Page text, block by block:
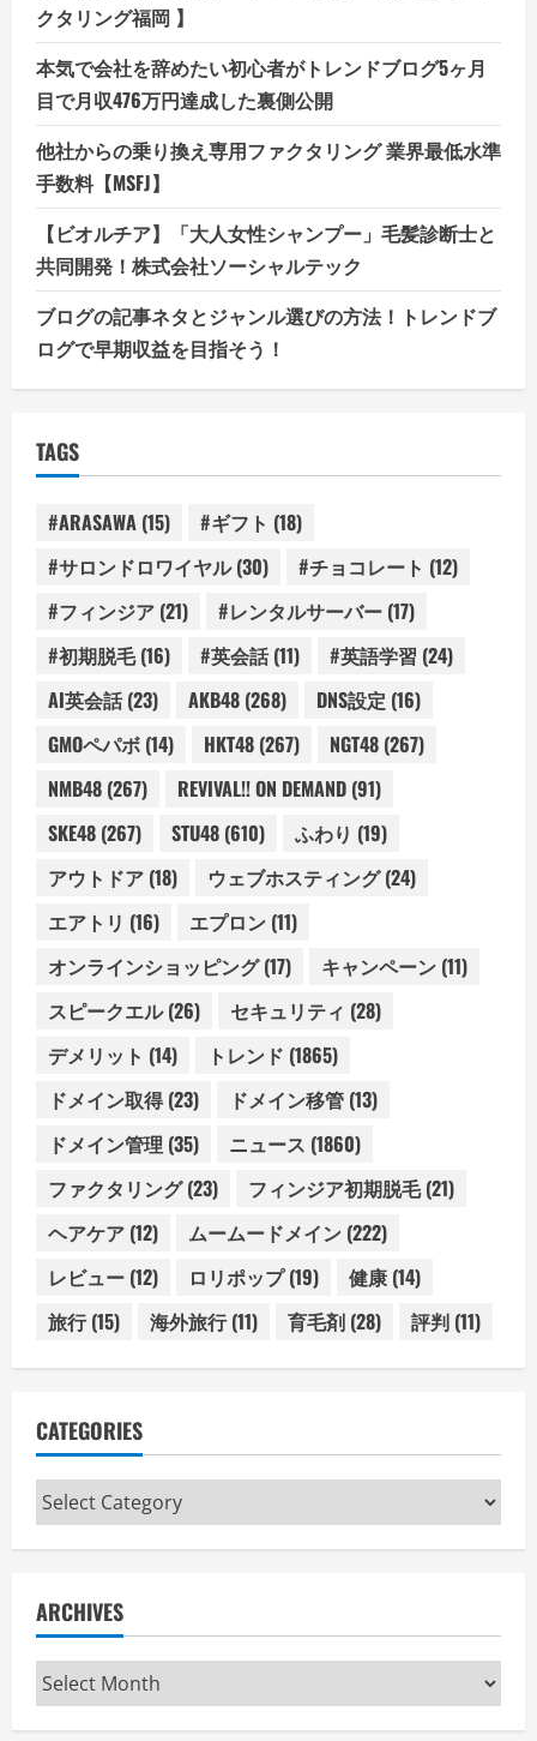
クタリング福岡 】
本気で会社を辞めたい初心者がトレンドブログ5ヶ月
目で月収476万円達成した裏側公開
他社からの乗り換え専用ファクタリング 業界最低水準
手数料【MSFJ】
【ビオルチア】「大人女性シャンプー」毛髪診断士と
共同開発！株式会社ソーシャルテック
ブログの記事ネタとジャンル選びの方法！トレンドブ
ログで早期収益を目指そう！
TAGS
#ARASAWA (15) #ギフト (18)
#サロンドロワイヤル(30) #チョコレート (12)
#フィンジア (21) #レンタルサーバー (17)
#初期脱毛(16) #英会話(11) #英語学習 (24)
AI英会話(23) AKB48 (268) DNS設定 (16)
GMOペパボ (14) HKT48 (267) NGT48 (267)
NMB48 (267) REVIVAL!! ON DEMAND (91)
SKE48 (267) STU48 (610) ふわり (19)
アウトドア (18) ウェブホスティング(24)
エアトリ (16) エプロン (11)
オンラインショッピング(17) キャンペーン (11)
スピークエル(26) セキュリティ (28)
デメリット (14) トレンド (1865)
ドメイン取得(23) ドメイン移管 (13)
ドメイン管理 (35) ニュース (1860)
ファクタリング(23) フィンジア初期脱毛(21)
ヘアケア (12) ムームードメイン (222)
レビュー (12) ロリポップ(19) 健康 (14)
旅行(15) 海外旅行(11) 育毛剤 (28) 評判 (11)
CATEGORIES
Categories
ARCHIVES
Archives